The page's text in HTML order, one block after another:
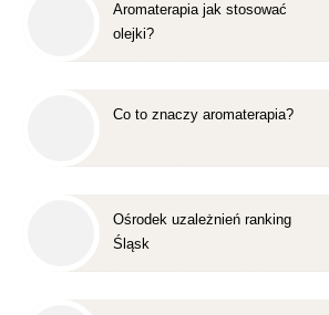
Aromaterapia jak stosować
olejki?
Co to znaczy aromaterapia?
Ośrodek uzależnień ranking
Śląsk